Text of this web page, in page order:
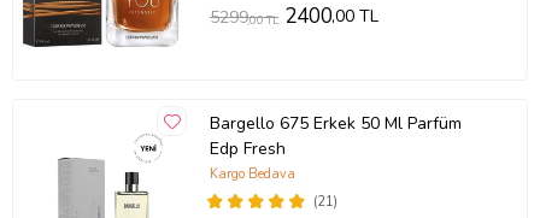
5299,00 TL 2400,00 TL
Bargello 675 Erkek 50 Ml Parfüm
Edp Fresh
(21)
Kargo Bedava